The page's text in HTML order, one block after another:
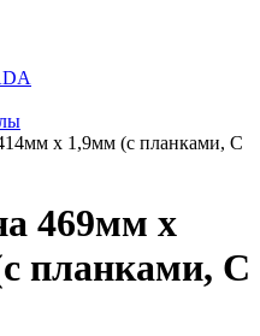
x 1,9мм (с планками, C
469мм x
планками, C